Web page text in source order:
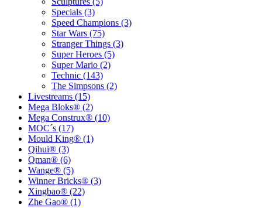
Specials (3)
Speed Champions (3)
Star Wars (75)
Stranger Things (3)
Super Heroes (5)
Super Mario (2)
Technic (143)
The Simpsons (2)
Livestreams (15)
Mega Bloks® (2)
Mega Construx® (10)
MOC´s (17)
Mould King® (1)
Qihui® (3)
Qman® (6)
Wange® (5)
Winner Bricks® (3)
Xingbao® (22)
Zhe Gao® (1)